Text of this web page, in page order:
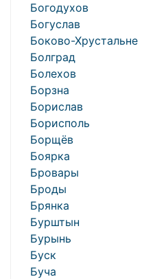
Богодухов
Богуслав
Боково-Хрустальне
Болград
Болехов
Борзна
Борислав
Борисполь
Борщёв
Боярка
Бровары
Броды
Брянка
Бурштын
Бурынь
Буск
Буча